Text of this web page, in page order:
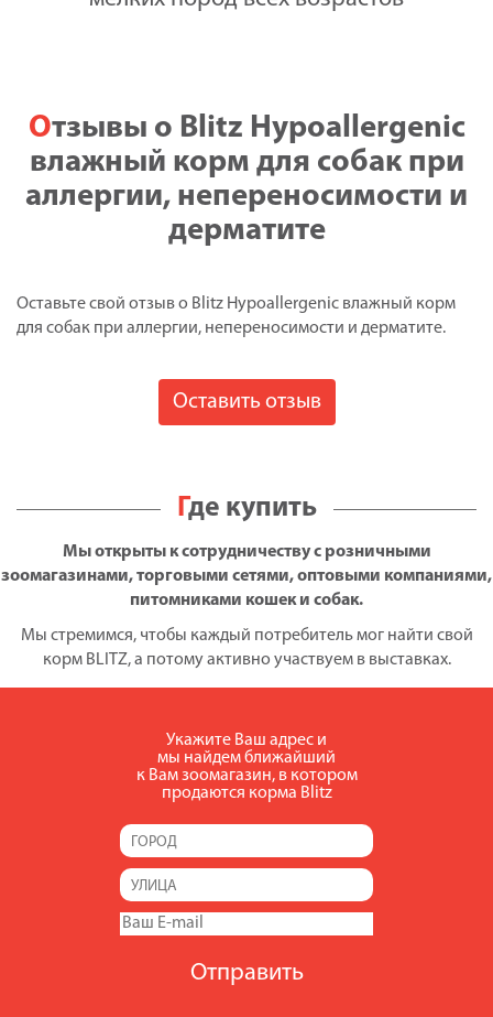
Отзывы о Blitz Hypoallergenic
влажный корм для собак при
аллергии, непереносимости и
дерматите
Оставьте свой отзыв о Blitz Hypoallergenic влажный корм
для собак при аллергии, непереносимости и дерматите.
Оставить отзыв
Где купить
Мы открыты к сотрудничеству с розничными
зоомагазинами, торговыми сетями, оптовыми компаниями,
питомниками кошек и собак.
Мы стремимся, чтобы каждый потребитель мог найти свой
корм BLITZ, а потому активно участвуем в выставках.
Укажите Ваш адрес и
мы найдем ближайший
к Вам зоомагазин, в котором
продаются корма Blitz